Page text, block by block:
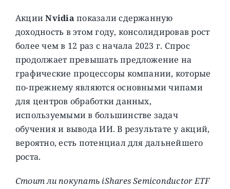
АкцииNvidia показали сдержанную
доходность в этом году, консолидировав рост
более чем в 12 раз с начала 2023 г. Спрос
продолжает превышать предложение на
графические процессоры компании, которые
по-прежнему являются основными чипами
для центров обработки данных,
используемыми в большинстве задач
обучения и вывода ИИ. В результате у акций,
вероятно, есть потенциал для дальнейшего
роста.
Стоит ли покупать iShares Semiconductor ETF